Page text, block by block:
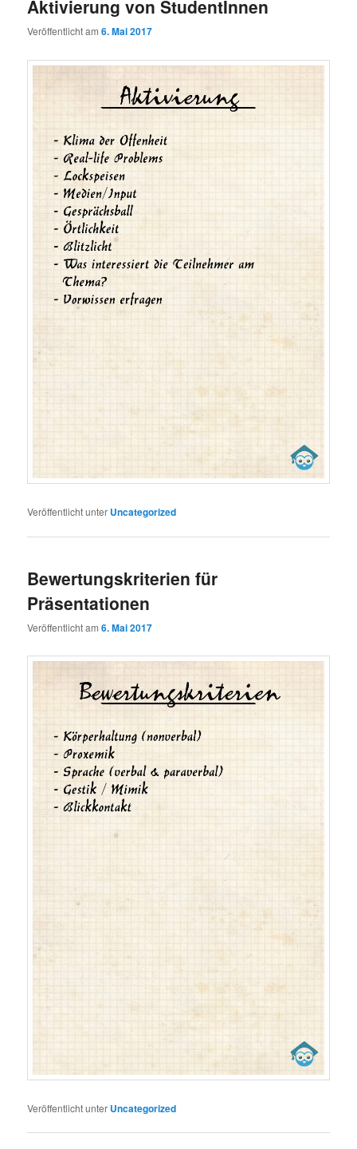
Aktivierung von StudentInnen
Veröffentlicht am6. Mai 2017
Veröffentlicht unter Uncategorized
Bewertungskriterien für
Präsentationen
Veröffentlicht am6. Mai 2017
Veröffentlicht unter Uncategorized